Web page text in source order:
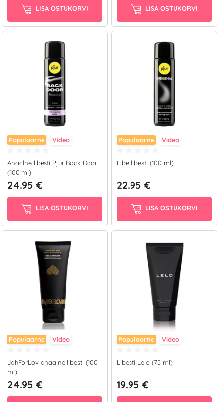
LISA OSTUKORVI LISA OSTUKORVI
Populaarne Video
Anaalne libesti Pjur Back Door
(100 ml)
24.95 €
LISA OSTUKORVI
Populaarne Video
Libe libesti (100 ml)
22.95 €
LISA OSTUKORVI
Populaarne Video
JahForLov anaalne libesti (100
ml)
24.95 €
Populaarne Video
Libesti Lelo (75 ml)
19.95 €